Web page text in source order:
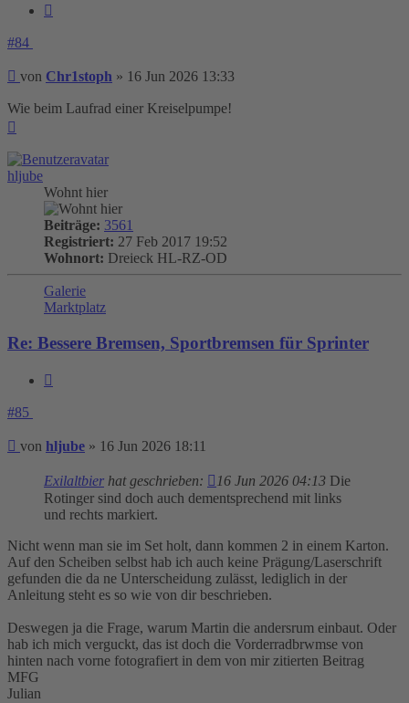
#84
Beitrag
von Chr1stoph » 16 Jun 2026 13:33
Wie beim Laufrad einer Kreiselpumpe!
hljube
Wohnt hier
Beiträge: 3561
Registriert: 27 Feb 2017 19:52
Wohnort: Dreieck HL-RZ-OD
Galerie
Marktplatz
Re: Bessere Bremsen, Sportbremsen für Sprinter
#85
Beitrag
von hljube » 16 Jun 2026 18:11
Exilaltbier hat geschrieben: 16 Jun 2026 04:13 Die
Rotinger sind doch auch dementsprechend mit links
und rechts markiert.
Nicht wenn man sie im Set holt, dann kommen 2 in einem Karton.
Auf den Scheiben selbst hab ich auch keine Prägung/Laserschrift
gefunden die da ne Unterscheidung zulässt, lediglich in der
Anleitung steht es so wie von dir beschrieben.
Deswegen ja die Frage, warum Martin die andersrum einbaut. Oder
hab ich mich verguckt, das ist doch die Vorderradbrwmse von
hinten nach vorne fotografiert in dem von mir zitierten Beitrag
MFG
Julian